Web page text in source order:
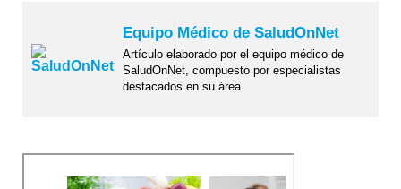
Equipo Médico de SaludOnNet
Artículo elaborado por el equipo médico de
SaludOnNet, compuesto por especialistas
destacados en su área.